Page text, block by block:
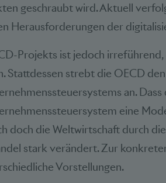
geschraubt wird. Aktuell
Herausforderungen der
Projekts ist jedoch
Stattdessen strebt die OECD
an.
eine
doch die Weltwirtschaft durch
stark verändert. Zur
Vorstellungen.